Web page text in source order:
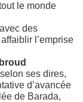
le monde
des
l’emprise
ses dires,
d’avancée
de Barada,